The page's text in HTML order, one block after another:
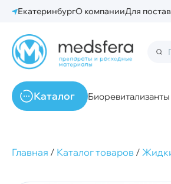
ЕкатеринбургО компанииДля
Каталог
Главная / Каталог товаров /